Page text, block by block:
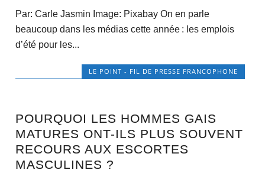
Par: Carle Jasmin Image: Pixabay On en parle
beaucoup dans les médias cette année : les emplois
d’été pour les...
LE POINT - FIL DE PRESSE FRANCOPHONE
POURQUOI LES HOMMES GAIS
MATURES ONT-ILS PLUS SOUVENT
RECOURS AUX ESCORTES
MASCULINES ?